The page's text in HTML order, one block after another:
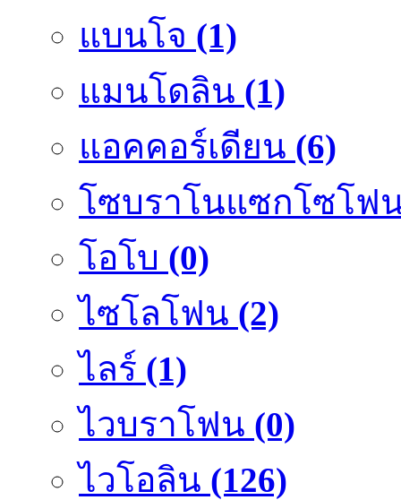
แบนโจ (1)
แมนโดลิน (1)
แอคคอร์เดียน (6)
โซบราโนแซกโซโฟ
โอโบ (0)
ไซโลโฟน (2)
ไลร์ (1)
ไวบราโฟน (0)
ไวโอลิน (126)